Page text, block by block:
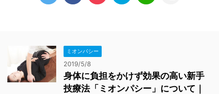
ミオンパシー
2019/5/8
身体に負担をかけず効果の高い新手
技療法「ミオンパシー」について｜